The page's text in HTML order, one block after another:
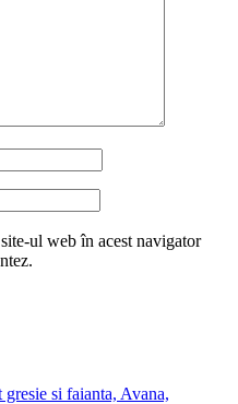
ul web în acest navigator